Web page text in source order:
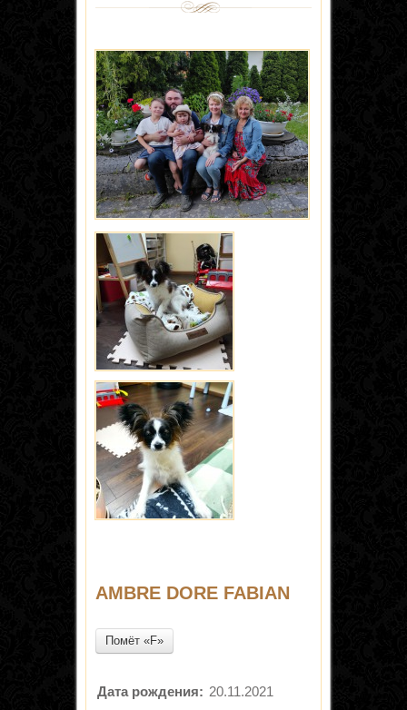
AMBRE DORE FABIAN
Помёт «F»
Дата рождения: 20.11.2021